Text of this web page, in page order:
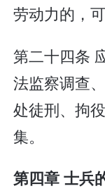
劳动力的，可
第二十四条
法监察调查
处徒刑、拘
集。
第四章 士兵